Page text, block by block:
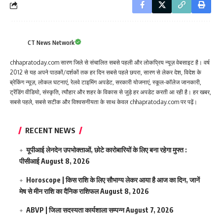
CT News Network
chhapratoday.com सारण जिले से संचालित सबसे पहली और लोकप्रिय न्यूज़ वेबसाइट है। वर्ष
2012 से यह अपने पाठकों/दर्शकों तक हर दिन सबसे पहले छपरा, सारण से लेकर देश, विदेश के
ब्रेकिंग न्यूज़, लोकल घटनाएं, रेलवे टाइमिंग अपडेट, सरकारी योजनाएं, स्कूल-कॉलेज जानकारी,
ट्रेंडिंग वीडियो, संस्कृति, त्यौहार और शहर के विकास से जुड़े हर अपडेट करती आ रही है। हर खबर,
सबसे पहले, सबसे सटीक और विश्वसनीयता के साथ केवल chhapratoday.com पर पढ़ें।
RECENT NEWS
यूपीआई लेनदेन उपभोक्ताओं, छोटे कारोबारियों के लिए बना रहेगा मुफ्त :
पीसीआईAugust 8, 2026
Horoscope | किस राशि के लिए सौभाग्य लेकर आया है आज का दिन, जानें
मेष से मीन राशि का दैनिक राशिफलAugust 8, 2026
ABVP | जिला सदस्यता कार्यशाला सम्पन्नAugust 7, 2026